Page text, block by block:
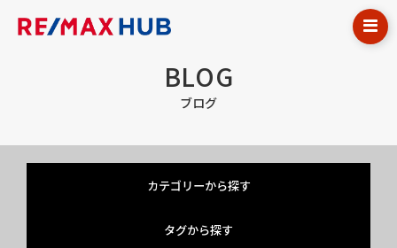
BLOG
ブログ
カテゴリーから探す
タグから探す